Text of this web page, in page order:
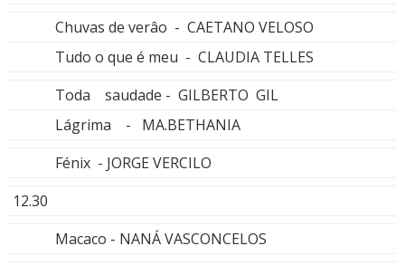
Chuvas de verâo - CAETANO VELOSO
Tudo o que é meu - CLAUDIA TELLES
Toda saudade - GILBERTO GIL
Lágrima - MA.BETHANIA
Fénix - JORGE VERCILO
12.30
Macaco - NANÁ VASCONCELOS